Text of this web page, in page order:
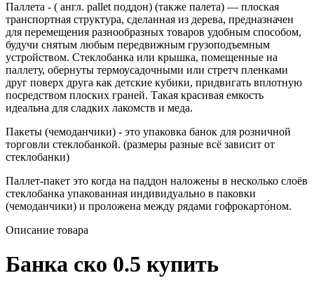
Паллета - ( англ. pallet поддон) (также палета) — плоская
транспортная структура, сделанная из дерева, предназначен
для перемещения разнообразных товаров удобным способом,
будучи снятым любым передвижным грузоподъемным
устройством. Стеклобанка или крышка, помещенные на
паллету, обернуты термоусадочными или стретч пленками
друг поверх друга как детские кубики, придвигать вплотную
посредством плоских граней. Такая красивая емкость
идеальна для сладких лакомств и меда.
Пакеты (чемоданчики) - это упаковка банок для розничной
торговли стеклобанкой. (размеры разные всё зависит от
стеклобанки)
Паллет-пакет это когда на паддон наложены в несколько слоёв
стеклобанка упакованная индивидуально в паковки
(чемоданчики) и проложена между рядами гофрокарто́ном.
Описание товара
Банка ско 0.5 купить